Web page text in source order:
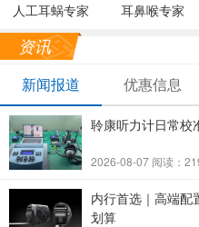
人工耳蜗专家 耳鼻喉专家
资讯
新闻报道
优惠信息
聆康听力计日常校
2026-08-07 阅读：
内行首选｜高端配
划算